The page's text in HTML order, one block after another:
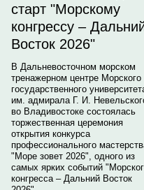
старт "Морскому
конгрессу –
Восток 2026"
В Дальневосточном морском
тренажерном центре Морского
государственного
им. адмирала Г. И.
во Владивостоке состоялась
торжественная церемония
открытия конкурса
профессионального
"Море зовет 2026", одного из
самых ярких событий
конгресса – Дальний Восток